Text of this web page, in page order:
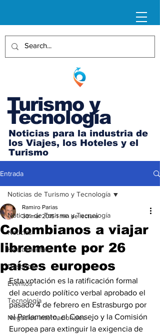
Turismo y
Tecnología
Noticias para la industria de
los Viajes, los Hoteles y el
Turismo
Entrada
Noticias de Turismo y Tecnología
Noticias
Herramientas
Destinos
Eventos
Tecnología
Negocios Internacionales
Noticias de Turismo y Tecnología
Colombianos a viajar
libremente por 26
países europeos
Ramiro Parias
30 mar 2015 1 min de lectura
Esta votación es la ratificación formal
del acuerdo político verbal aprobado el
pasado 4 de febrero en Estrasburgo por
el Parlamento, el Consejo y la Comisión
Europea para extinguir la exigencia de